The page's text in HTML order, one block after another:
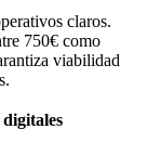
claros.
750€ como
viabilidad